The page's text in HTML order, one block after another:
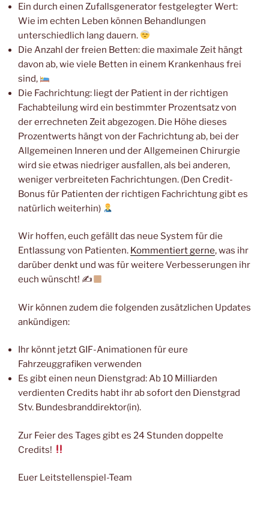
Ein durch einen Zufallsgenerator festgelegter Wert:
Wie im echten Leben können Behandlungen
unterschiedlich lang dauern.
Die Anzahl der freien Betten: die maximale Zeit hängt
davon ab, wie viele Betten in einem Krankenhaus frei
sind,
Die Fachrichtung: liegt der Patient in der richtigen
Fachabteilung wird ein bestimmter Prozentsatz von
der errechneten Zeit abgezogen. Die Höhe dieses
Prozentwerts hängt von der Fachrichtung ab, bei der
Allgemeinen Inneren und der Allgemeinen Chirurgie
wird sie etwas niedriger ausfallen, als bei anderen,
weniger verbreiteten Fachrichtungen. (Den Credit-
Bonus für Patienten der richtigen Fachrichtung gibt es
natürlich weiterhin)
Wir hoffen, euch gefällt das neue System für die
Entlassung von Patienten. Kommentiert gerne, was ihr
darüber denkt und was für weitere Verbesserungen ihr
euch wünscht! ✍
Wir können zudem die folgenden zusätzlichen Updates
ankündigen:
Ihr könnt jetzt GIF-Animationen für eure
Fahrzeuggrafiken verwenden
Es gibt einen neun Dienstgrad: Ab 10 Milliarden
verdienten Credits habt ihr ab sofort den Dienstgrad
Stv. Bundesbranddirektor(in).
Zur Feier des Tages gibt es 24 Stunden doppelte
Credits!
Euer Leitstellenspiel-Team